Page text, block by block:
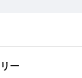
ー